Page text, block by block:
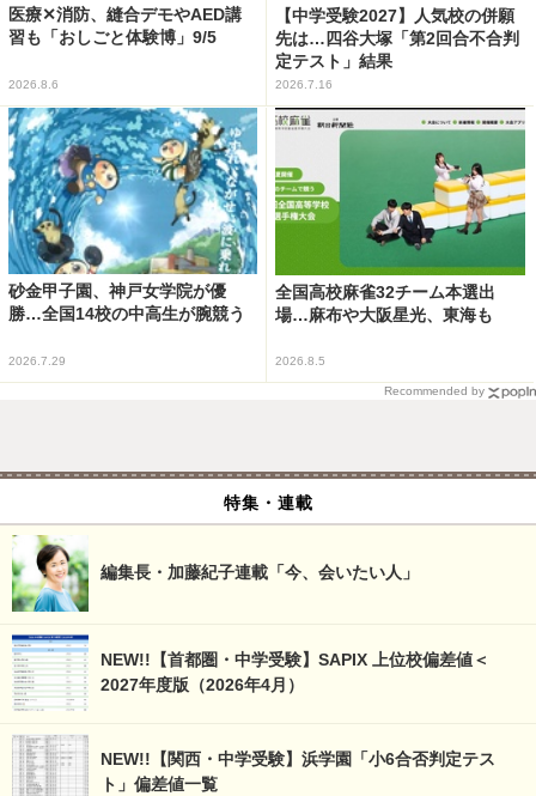
医療✕消防、縫合デモやAED講
習も「おしごと体験博」9/5
2026.8.6
【中学受験2027】人気校の併願
先は…四谷大塚「第2回合不合判
定テスト」結果
2026.7.16
砂金甲子園、神戸女学院が優
勝…全国14校の中高生が腕競う
2026.7.29
全国高校麻雀32チーム本選出
場…麻布や大阪星光、東海も
2026.8.5
Recommended by
特集・連載
編集長・加藤紀子連載「今、会いたい人」
NEW!!【首都圏・中学受験】SAPIX 上位校偏差値＜
2027年度版（2026年4月）
NEW!!【関西・中学受験】浜学園「小6合否判定テス
ト」偏差値一覧